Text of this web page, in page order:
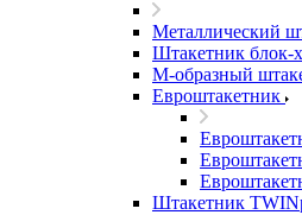
Металлический
Штакетник блок-
М-образный
Евроштакетник
Штакетник